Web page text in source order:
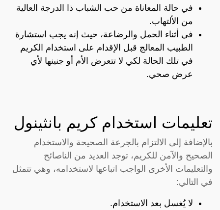
في حالة المعاناة من حب الشباب ذا الدرجة العالية
من الألتهاب.
في أثناء الحمل والرضاعة، حيث إنه يجب استشارة
الطبيب المعالج قبل الإقدام على استخدام الكريم
في تلك الحالة لكي لا تتعرض الأم أو جنينها لأي
عرض صحي.
تعليمات استخدام كريم بانثينول
بالإضافة إلى الالتزام بالجرعة الصحيحة والاستخدام
الصحيح والآمن للكريم، توجد العديد من الناصائح
والتعليمات الأخرى الواجب اتباعها لاستخدامه، وهي تتمثل
في التالي:
لا يُغسل بعد الاستخدام.